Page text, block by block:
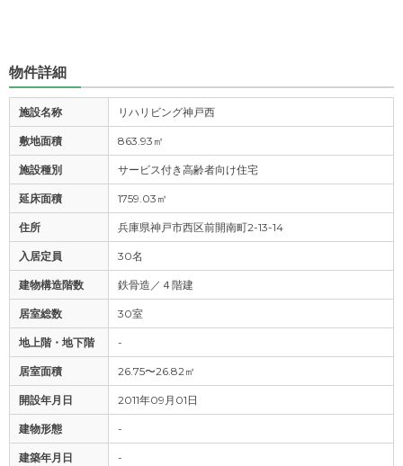
物件詳細
施設名称 リハリビング神戸西
敷地面積 863.93㎡
施設種別 サービス付き高齢者向け住宅
延床面積 1759.03㎡
住所 兵庫県神戸市西区前開南町2-13-14
入居定員 30名
建物構造階数 鉄骨造／４階建
居室総数 30室
地上階・地下階 -
居室面積 26.75〜26.82㎡
開設年月日 2011年09月01日
建物形態 -
建築年月日 -